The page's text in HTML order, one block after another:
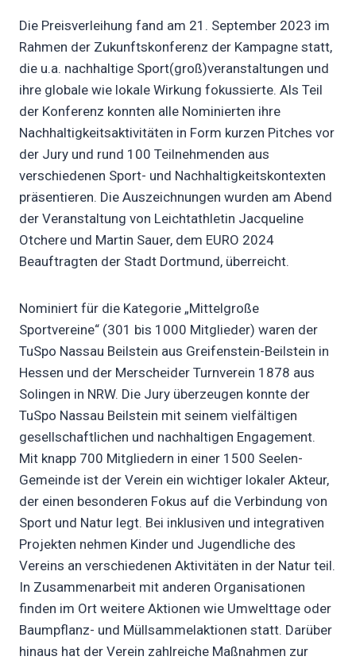
Die Preisverleihung fand am 21. September 2023 im
Rahmen der Zukunftskonferenz der Kampagne statt,
die u.a. nachhaltige Sport(groß)veranstaltungen und
ihre globale wie lokale Wirkung fokussierte. Als Teil
der Konferenz konnten alle Nominierten ihre
Nachhaltigkeitsaktivitäten in Form kurzen Pitches vor
der Jury und rund 100 Teilnehmenden aus
verschiedenen Sport- und Nachhaltigkeitskontexten
präsentieren. Die Auszeichnungen wurden am Abend
der Veranstaltung von Leichtathletin Jacqueline
Otchere und Martin Sauer, dem EURO 2024
Beauftragten der Stadt Dortmund, überreicht.
Nominiert für die Kategorie „Mittelgroße
Sportvereine“ (301 bis 1000 Mitglieder) waren der
TuSpo Nassau Beilstein aus Greifenstein-Beilstein in
Hessen und der Merscheider Turnverein 1878 aus
Solingen in NRW. Die Jury überzeugen konnte der
TuSpo Nassau Beilstein mit seinem vielfältigen
gesellschaftlichen und nachhaltigen Engagement.
Mit knapp 700 Mitgliedern in einer 1500 Seelen-
Gemeinde ist der Verein ein wichtiger lokaler Akteur,
der einen besonderen Fokus auf die Verbindung von
Sport und Natur legt. Bei inklusiven und integrativen
Projekten nehmen Kinder und Jugendliche des
Vereins an verschiedenen Aktivitäten in der Natur teil.
In Zusammenarbeit mit anderen Organisationen
finden im Ort weitere Aktionen wie Umwelttage oder
Baumpflanz- und Müllsammelaktionen statt. Darüber
hinaus hat der Verein zahlreiche Maßnahmen zur